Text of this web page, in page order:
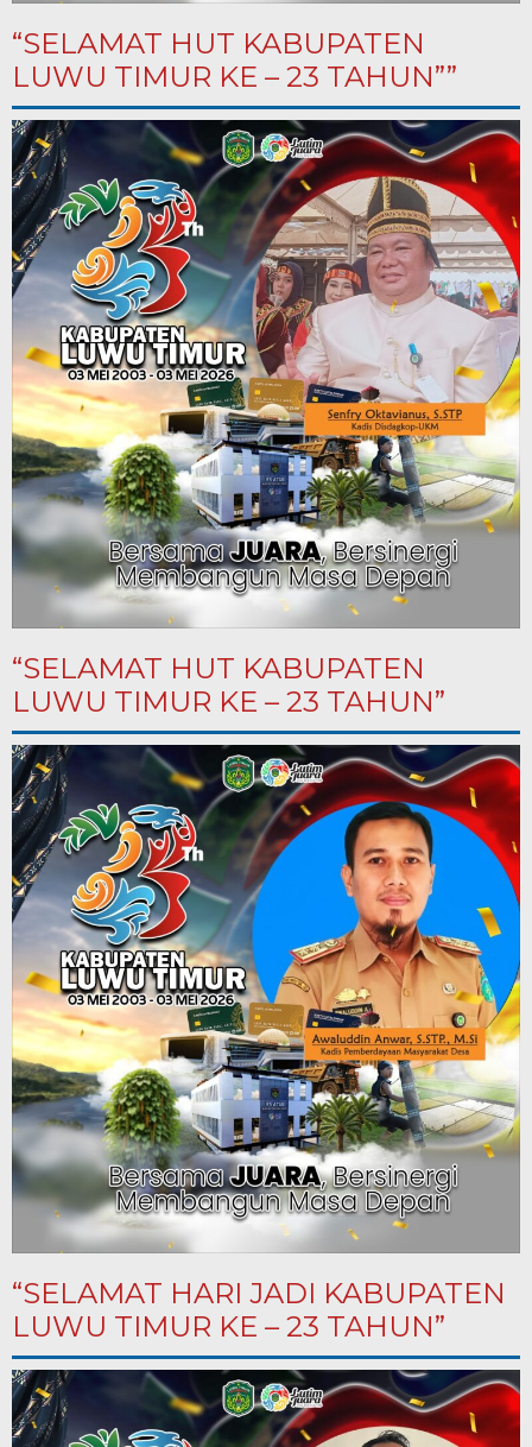
“SELAMAT HUT KABUPATEN
LUWU TIMUR KE – 23 TAHUN””
“SELAMAT HUT KABUPATEN
LUWU TIMUR KE – 23 TAHUN”
“SELAMAT HARI JADI KABUPATEN
LUWU TIMUR KE – 23 TAHUN”